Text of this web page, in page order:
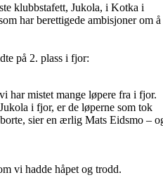
klubbstafett, Jukola, i Kotka i
har berettigede ambisjoner om å
på 2. plass i fjor:
har mistet mange løpere fra i fjor.
i fjor, er de løperne som tok
sier en ærlig Mats Eidsmo –
vi hadde håpet og trodd.